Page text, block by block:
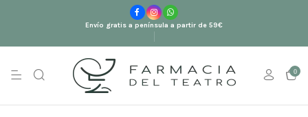
Envío gratis a península a partir de 59€
0